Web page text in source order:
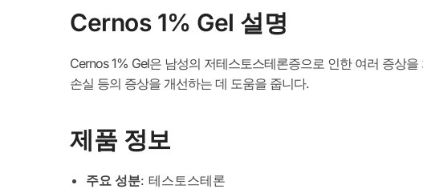
Cernos 1% Gel 설명
Cernos 1% Gel은 남성의 저테스토스테론증으로 인한 여러 증상
손실 등의 증상을 개선하는 데 도움을 줍니다.
제품 정보
주요 성분: 테스토스테론